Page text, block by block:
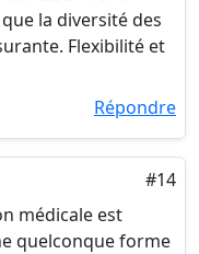
la diversité des
Flexibilité et
Répondre
#14
médicale est
quelconque forme